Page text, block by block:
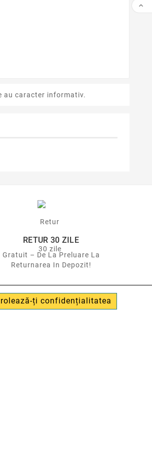
au caracter informativ.
RETUR 30 ZILE
Gratuit – De La Preluare La
Returnarea In Depozit!
ți confidențialitatea
